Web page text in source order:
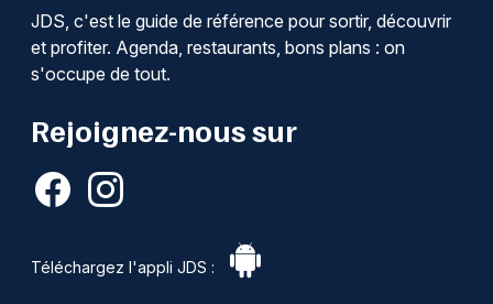
JDS, c'est le guide de référence pour sortir, découvrir
et profiter. Agenda, restaurants, bons plans : on
s'occupe de tout.
Rejoignez-nous sur
Téléchargez l'appli JDS :